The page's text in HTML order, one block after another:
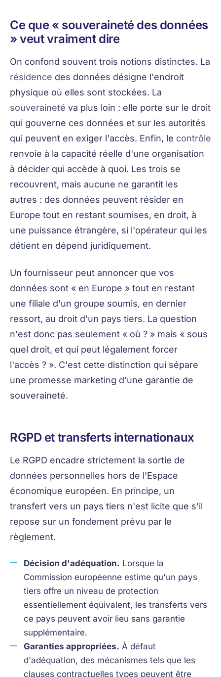
Ce que « souveraineté des données
» veut vraiment dire
On confond souvent trois notions distinctes. La
résidence des données désigne l'endroit
physique où elles sont stockées. La
souveraineté va plus loin : elle porte sur le droit
qui gouverne ces données et sur les autorités
qui peuvent en exiger l'accès. Enfin, le contrôle
renvoie à la capacité réelle d'une organisation
à décider qui accède à quoi. Les trois se
recouvrent, mais aucune ne garantit les
autres : des données peuvent résider en
Europe tout en restant soumises, en droit, à
une puissance étrangère, si l'opérateur qui les
détient en dépend juridiquement.
Un fournisseur peut annoncer que vos
données sont « en Europe » tout en restant
une filiale d'un groupe soumis, en dernier
ressort, au droit d'un pays tiers. La question
n'est donc pas seulement « où ? » mais « sous
quel droit, et qui peut légalement forcer
l'accès ? ». C'est cette distinction qui sépare
une promesse marketing d'une garantie de
souveraineté.
RGPD et transferts internationaux
Le RGPD encadre strictement la sortie de
données personnelles hors de l'Espace
économique européen. En principe, un
transfert vers un pays tiers n'est licite que s'il
repose sur un fondement prévu par le
règlement.
Décision d'adéquation. Lorsque la
Commission européenne estime qu'un pays
tiers offre un niveau de protection
essentiellement équivalent, les transferts vers
ce pays peuvent avoir lieu sans garantie
supplémentaire.
Garanties appropriées. À défaut
d'adéquation, des mécanismes tels que les
clauses contractuelles types peuvent être